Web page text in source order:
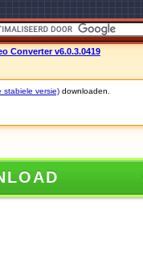
Converter v6.0.3.0419
stabiele versie) downloaden.